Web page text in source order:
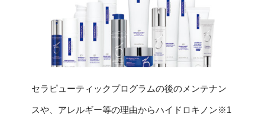
セラピューティックプログラムの後のメンテナン
スや、アレルギー等の理由からハイドロキノン※1